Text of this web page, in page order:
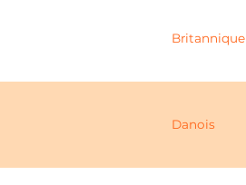
Britannique
Danois